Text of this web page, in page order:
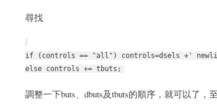
尋找
if (controls == "all") controls=dsels +'
else controls += tbuts;
調整一下buts、dbuts及tbuts的順序，就可以了